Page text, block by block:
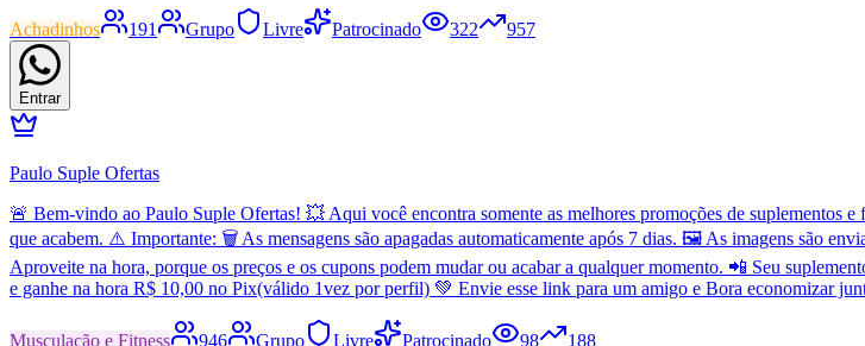
Achadinhos 191 Grupo Livre Patrocinado 322 957
Entrar
Paulo Suple Ofertas
🚨 Bem-vindo ao Paulo Suple Ofertas! 💥 Aqui você encontra somente as melhores promoções de suplementos
que acabem. ⚠️ Importante: 🗑️ As mensagens são apagadas automaticamente após 7 dias. 🖼️ As imagens são
Aproveite na hora, porque os preços e os cupons podem mudar ou acabar a qualquer momento. 📲 Seu
e ganhe na hora R$ 10,00 no Pix(válido 1vez por perfil) 💚 Envie esse link para um amigo e Bora economizar
Musculação e Fitness 946 Grupo Livre Patrocinado 98 188